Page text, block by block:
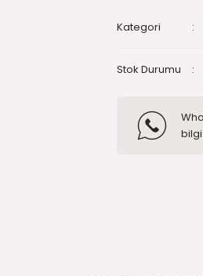
Kategori
Stok Durumu